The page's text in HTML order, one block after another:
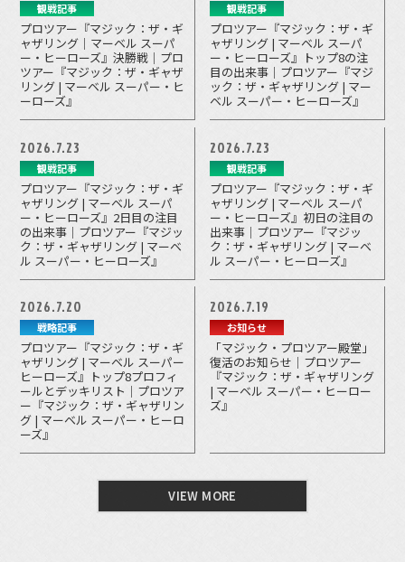
観戦記事
プロツアー『マジック：ザ・ギ
ャザリング｜マーベル スーパ
ー・ヒーローズ』決勝戦｜プロ
ツアー『マジック：ザ・ギャザ
リング | マーベル スーパー・ヒ
ーローズ』
観戦記事
プロツアー『マジック：ザ・ギ
ャザリング | マーベル スーパ
ー・ヒーローズ』トップ8の注
目の出来事｜プロツアー『マジ
ック：ザ・ギャザリング | マー
ベル スーパー・ヒーローズ』
2026.7.23
観戦記事
プロツアー『マジック：ザ・ギ
ャザリング | マーベル スーパ
ー・ヒーローズ』2日目の注目
の出来事｜プロツアー『マジッ
ク：ザ・ギャザリング | マーベ
ル スーパー・ヒーローズ』
2026.7.23
観戦記事
プロツアー『マジック：ザ・ギ
ャザリング | マーベル スーパ
ー・ヒーローズ』初日の注目の
出来事｜プロツアー『マジッ
ク：ザ・ギャザリング | マーベ
ル スーパー・ヒーローズ』
2026.7.20
戦略記事
プロツアー『マジック：ザ・ギ
ャザリング | マーベル スーパー
ヒーローズ』トップ8プロフィ
ールとデッキリスト｜プロツア
ー『マジック：ザ・ギャザリン
グ | マーベル スーパー・ヒーロ
ーズ』
2026.7.19
お知らせ
「マジック・プロツアー殿堂」
復活のお知らせ｜プロツアー
『マジック：ザ・ギャザリング
| マーベル スーパー・ヒーロー
ズ』
VIEW MORE